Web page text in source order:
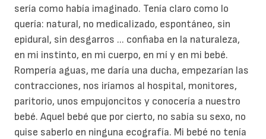
sería como había imaginado. Tenía claro como lo
quería: natural, no medicalizado, espontáneo, sin
epidural, sin desgarros ... confiaba en la naturaleza,
en mi instinto, en mi cuerpo, en mí y en mi bebé.
Rompería aguas, me daría una ducha, empezarían las
contracciones, nos iríamos al hospital, monitores,
paritorio, unos empujoncitos y conocería a nuestro
bebé. Aquel bebé que por cierto, no sabía su sexo, no
quise saberlo en ninguna ecografía. Mi bebé no tenía